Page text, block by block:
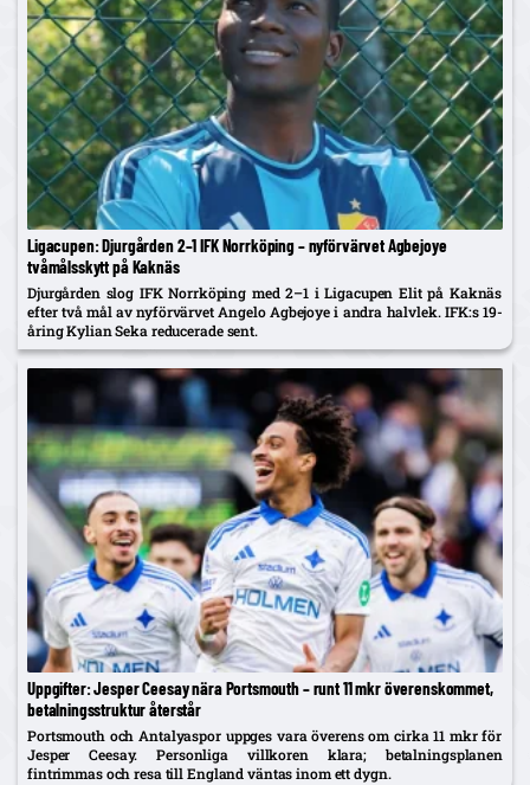
Ligacupen: Djurgården 2–1 IFK Norrköping – nyförvärvet Agbejoye
tvåmålsskytt på Kaknäs
Djurgården slog IFK Norrköping med 2–1 i Ligacupen Elit på Kaknäs
efter två mål av nyförvärvet Angelo Agbejoye i andra halvlek. IFK:s 19-
åring Kylian Seka reducerade sent.
Uppgifter: Jesper Ceesay nära Portsmouth – runt 11 mkr överenskommet,
betalningsstruktur återstår
Portsmouth och Antalyaspor uppges vara överens om cirka 11 mkr för
Jesper Ceesay. Personliga villkoren klara; betalningsplanen
fintrimmas och resa till England väntas inom ett dygn.